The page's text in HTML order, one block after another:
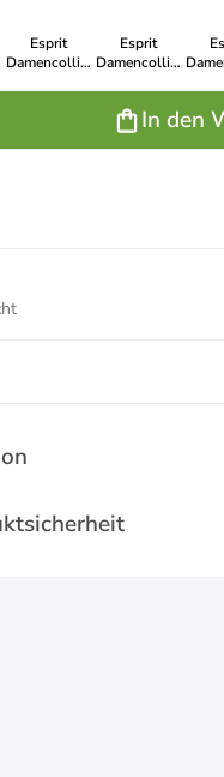
Esprit
Damencollier
Esprit
Damencollier
Sterling-
Silber
In den